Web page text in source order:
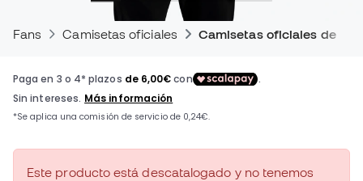
Fans Camisetas oficiales Camisetas oficiales de
Este producto está descatalogado y no tenemos